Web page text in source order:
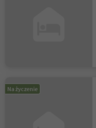
Na życzenie